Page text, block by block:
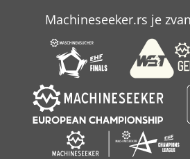
Machineseeker.rs je